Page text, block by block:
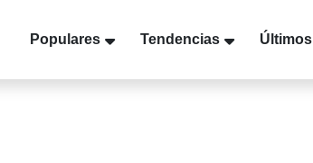
Populares Tendencias Últimos